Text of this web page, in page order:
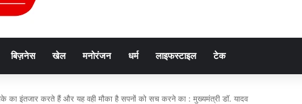
बिज़नेस खेल मनोरंजन धर्म लाइफस्टाइल टेक
का इंतजार करते हैं और यह वही मौका है सपनों को सच करने का : मुख्यमंत्री डॉ. यादव